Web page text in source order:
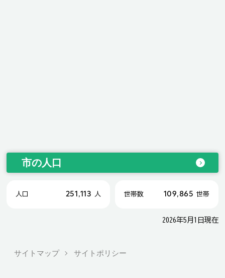
市の人口
人口 251,113 人 世帯数 109,865 世帯
2026年5月1日現在
サイトマップ サイトポリシー